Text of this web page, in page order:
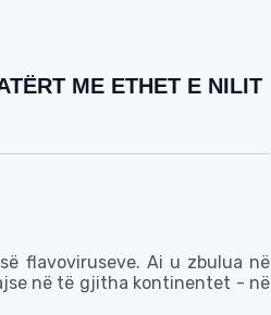
ME ETHET E NILIT
flavoviruseve. Ai u zbulua në
në të gjitha kontinentet - në